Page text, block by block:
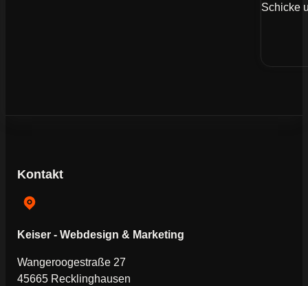
Schicke
Kontakt
Keiser - Webdesign & Marketing
Wangeroogestraße 27
45665 Recklinghausen